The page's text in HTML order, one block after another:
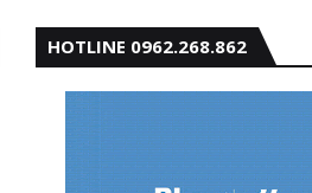
HOTLINE 0962.268.862